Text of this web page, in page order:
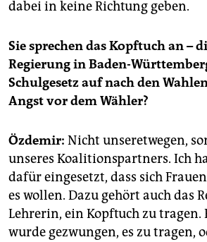
dabei in keine Richtung geben.
Sie sprechen das Kopftuch an –
Regierung in Baden-
Schulgesetz auf nach den
Angst vor dem Wähler?
Özdemir: Nicht unseretwegen,
unseres Koalitionspartners. Ich
dafür eingesetzt, dass sich
es wollen. Dazu gehört auch das
Lehrerin, ein Kopftuch zu tragen.
wurde gezwungen, es zu tragen,